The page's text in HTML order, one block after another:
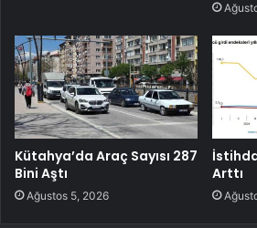
Kütahya’da Araç Sayısı 287
Bini Aştı
Ağustos 5, 2026
Arttı